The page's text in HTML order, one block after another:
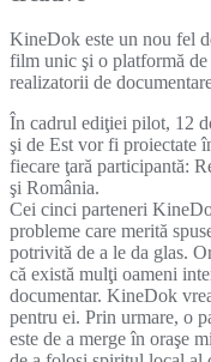
KineDok este un nou fel
film unic şi o platformă
realizatorii de
În cadrul ediţiei pilot, 12
şi de Est vor fi proiectate
fiecare ţară participantă:
şi România.
Cei cinci parteneri
probleme care merită
potrivită de a le da glas.
că există mulţi oameni
documentar. KineDok
pentru ei. Prin urmare, o
este de a merge în oraşe